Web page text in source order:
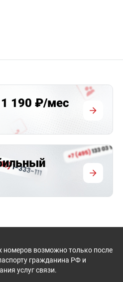
190 ₽/мес
номеров возможно только после
гражданина РФ и
услуг связи.